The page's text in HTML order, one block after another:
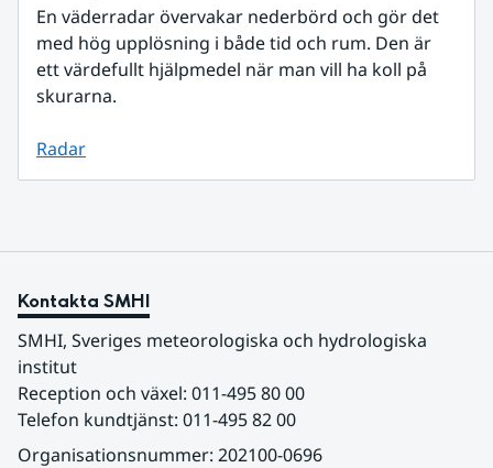
En väderradar övervakar nederbörd och gör det
med hög upplösning i både tid och rum. Den är
ett värdefullt hjälpmedel när man vill ha koll på
skurarna.
Radar
Kontakta SMHI
SMHI, Sveriges meteorologiska och hydrologiska
institut
Reception och växel: 011-495 80 00
Telefon kundtjänst: 011-495 82 00
Organisationsnummer: 202100-0696